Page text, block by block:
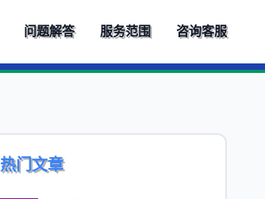
问题解答 服务范围 咨询客服
热门文章